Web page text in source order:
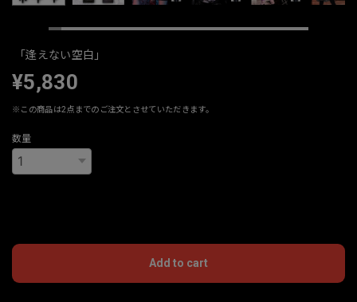
「逢えない空白」
¥5,830
※この商品は2点までのご注文とさせていただきます。
数量
Add to cart